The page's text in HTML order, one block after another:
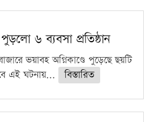
৬ ব্যবসা প্রতিষ্ঠান
ভয়াবহ অগ্নিকাণ্ডে পুড়েছে ছয়টি
এই ঘটনায়...
বিস্তারিত